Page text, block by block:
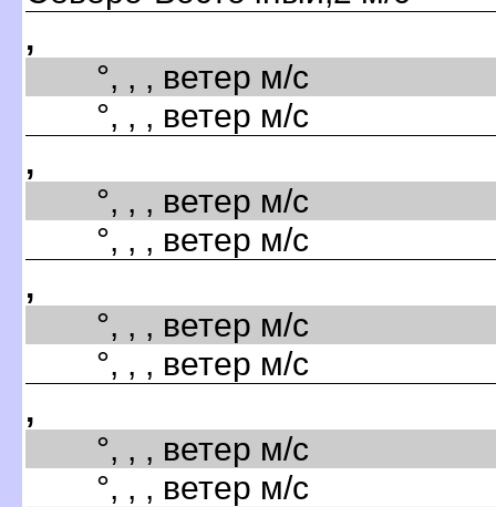
,
°, , , ветер м/с
°, , , ветер м/с
,
°, , , ветер м/с
°, , , ветер м/с
,
°, , , ветер м/с
°, , , ветер м/с
,
°, , , ветер м/с
°, , , ветер м/с